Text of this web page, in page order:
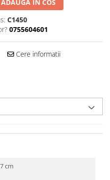
ADAUGA IN COS
C1450
0755604601
Cere informatii
cm